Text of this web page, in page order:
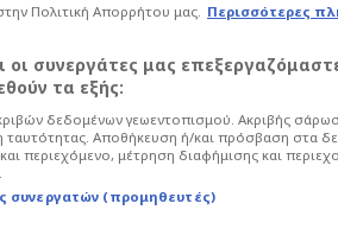
οικονομικούς όρους.
Πολιτική Απορρήτου μας. Περισσότερες
οι συνεργάτες μας
τα εξής:
δεδομένων γεωεντοπισμού. Ακριβής
ταυτότητας. Αποθήκευση ή/και πρόσβαση στα
περιεχόμενο, μέτρηση διαφήμισης και
συνεργατών (προμηθευτές)